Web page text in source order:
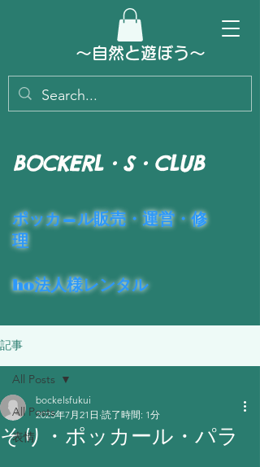
～​自然と遊ぼう～
​ポッカ―ル販売・運営・修
理
ho法人様レンタル
BOCKERL・S・CLUB
記事
All Posts
表情
All Posts
そり・ポッカール・パラ
bockelsfukui
2025年7月21日 読了時間: 1分